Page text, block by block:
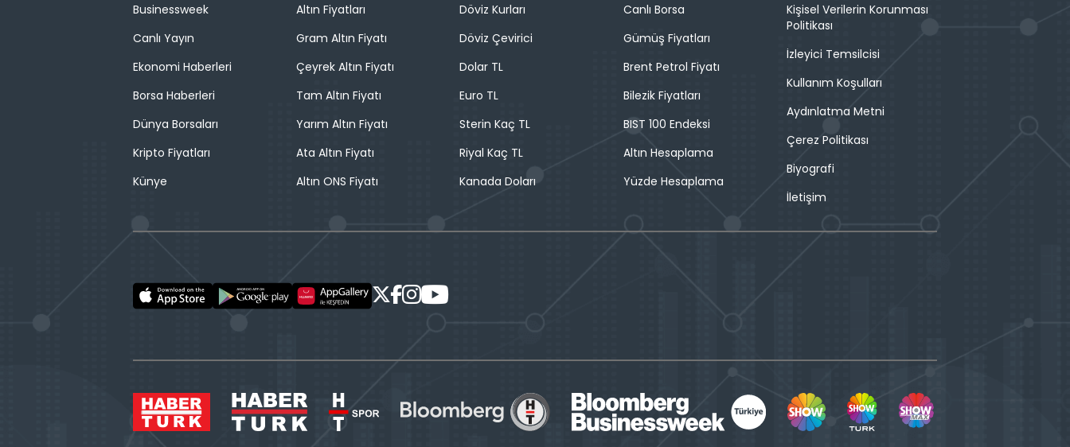
Businessweek
Canlı Yayın
Ekonomi Haberleri
Borsa Haberleri
Dünya Borsaları
Kripto Fiyatları
Künye
Altın Fiyatları
Gram Altın Fiyatı
Çeyrek Altın Fiyatı
Tam Altın Fiyatı
Yarım Altın Fiyatı
Ata Altın Fiyatı
Altın ONS Fiyatı
Döviz Kurları
Döviz Çevirici
Dolar TL
Euro TL
Sterin Kaç TL
Riyal Kaç TL
Kanada Doları
Canlı Borsa
Gümüş Fiyatları
Brent Petrol Fiyatı
Bilezik Fiyatları
BIST 100 Endeksi
Altın Hesaplama
Yüzde Hesaplama
Kişisel Verilerin Korunması
Politikası
İzleyici Temsilcisi
Kullanım Koşulları
Aydınlatma Metni
Çerez Politikası
Biyografi
İletişim